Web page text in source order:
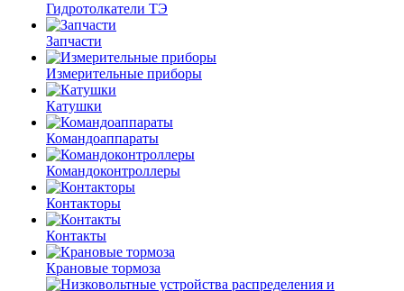
Гидротолкатели ТЭ
Запчасти
Измерительные приборы
Катушки
Командоаппараты
Командоконтроллеры
Контакторы
Контакты
Крановые тормоза